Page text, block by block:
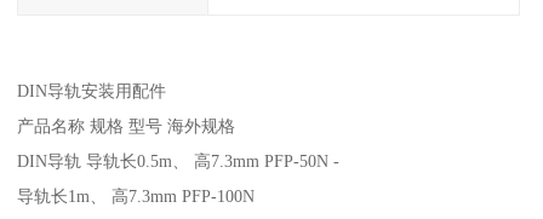
DIN导轨安装用配件
产品名称 规格 型号 海外规格
DIN导轨 导轨长0.5m、 高7.3mm PFP-50N -
导轨长1m、 高7.3mm PFP-100N